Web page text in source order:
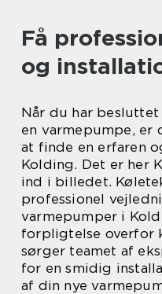
Få
og
Når du har
en varmepumpe,
at finde en erfaren
Kolding. Det er her
ind i billedet.
professionel
varmepumper i
forpligtelse overfor
sørger teamet af
for en smidig
af din nye